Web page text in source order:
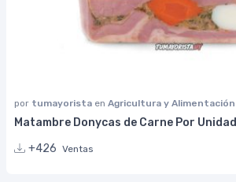
por tumayorista en Agricultura y Alimentación
Matambre Donycas de Carne Por Unidad
+426 Ventas